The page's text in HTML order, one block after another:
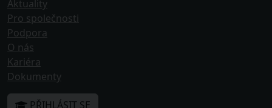
Aktuality
Pro společnosti
Podpora
O nás
Kariéra
Dokumenty
PŘIHLÁSIT SE